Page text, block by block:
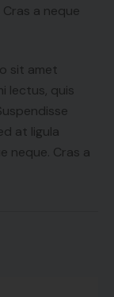
a neque
sit amet
lectus, quis
at ligula
Cras a